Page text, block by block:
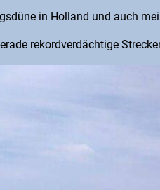
in Holland und auch
rekordverdächtige